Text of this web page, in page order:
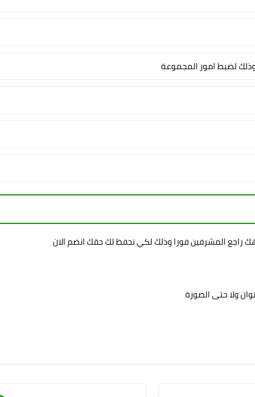
لضبط امور المجموعة
راجع المشرفين فورا وذلك لكي نحفظ لك حقك انضم الان
ولا حتى الصورة